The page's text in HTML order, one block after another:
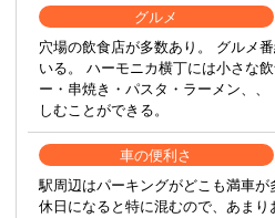
グルメ
穴場の飲食店が多数あり。 グルメ
いる。 ハーモニカ横丁には小さな
ー・串焼き・パスタ・ラーメン、
しむことができる。
車の便利さ
駅周辺はパーキングがどこも満車
休日になると特に混むので、あま